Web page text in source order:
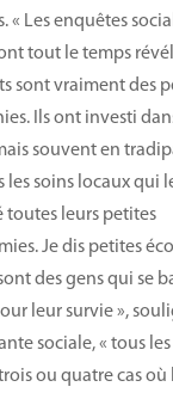
« Les enquêtes
tout le temps
sont vraiment des
Ils ont investi
souvent en
les soins locaux qui
toutes leurs petites
Je dis petites
des gens qui se
leur survie »,
sociale, « tous
ou quatre cas où